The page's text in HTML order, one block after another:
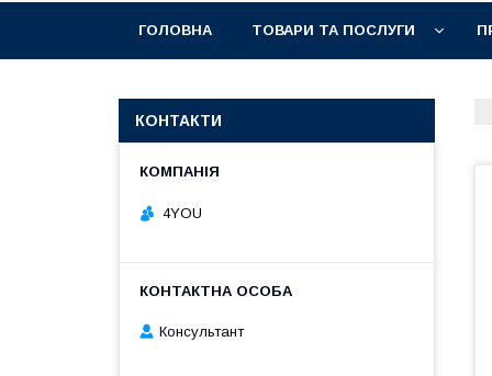
ГОЛОВНА ТОВАРИ ТА ПОСЛУГИ
КОНТАКТИ
4YOU
Консультант